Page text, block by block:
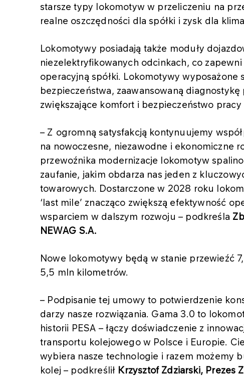
starsze typy lokomotyw w przeliczeniu na
realne oszczędności dla spółki i zysk dla
Lokomotywy posiadają także moduły
niezelektryfikowanych odcinkach, co
operacyjną spółki. Lokomotywy wyposażone
bezpieczeństwa, zaawansowaną diagnostykę
zwiększające komfort i bezpieczeństwo pracy
– Z ogromną satysfakcją kontynuujemy
na nowoczesne, niezawodne i ekonomiczne
przewoźnika modernizacje lokomotyw
zaufanie, jakim obdarza nas jeden z
towarowych. Dostarczone w 2028 roku
‘last mile’ znacząco zwiększą efektywność
wsparciem w dalszym rozwoju – podkreśla
NEWAG S.A.
Nowe lokomotywy będą w stanie przewieźć
5,5 mln kilometrów.
– Podpisanie tej umowy to potwierdzenie
darzy nasze rozwiązania. Gama 3.0 to
historii PESA – łączy doświadczenie z
transportu kolejowego w Polsce i Europie.
wybiera nasze technologie i razem możemy
kolej – podkreślił Krzysztof Zdziarski, Prezes